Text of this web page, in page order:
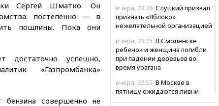
вчера, 23:28 Слуцкий призвал
признать «Яблоко»
нежелательной организацией
вчера, 23:15 В Смоленске
ребенок и женщина погибли
при падении деревьев во
время урагана
вчера, 22:55 В Москве в
пятницу ожидаются ливни
Сергей Шматко. Он
постепенно — в
пошлины. Пока они
достаточно успешно,
«Газпромбанка»
бензина совершенно не